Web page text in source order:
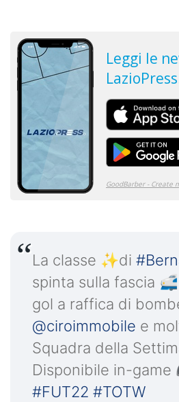
La classe ✨di
spinta sulla fascia
gol a raffica di
@ciroimmobile e
Squadra della
Disponibile in-game
#FUT22 #TOTW